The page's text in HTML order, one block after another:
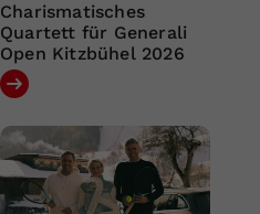
Charismatisches
Quartett für Generali
Open Kitzbühel 2026